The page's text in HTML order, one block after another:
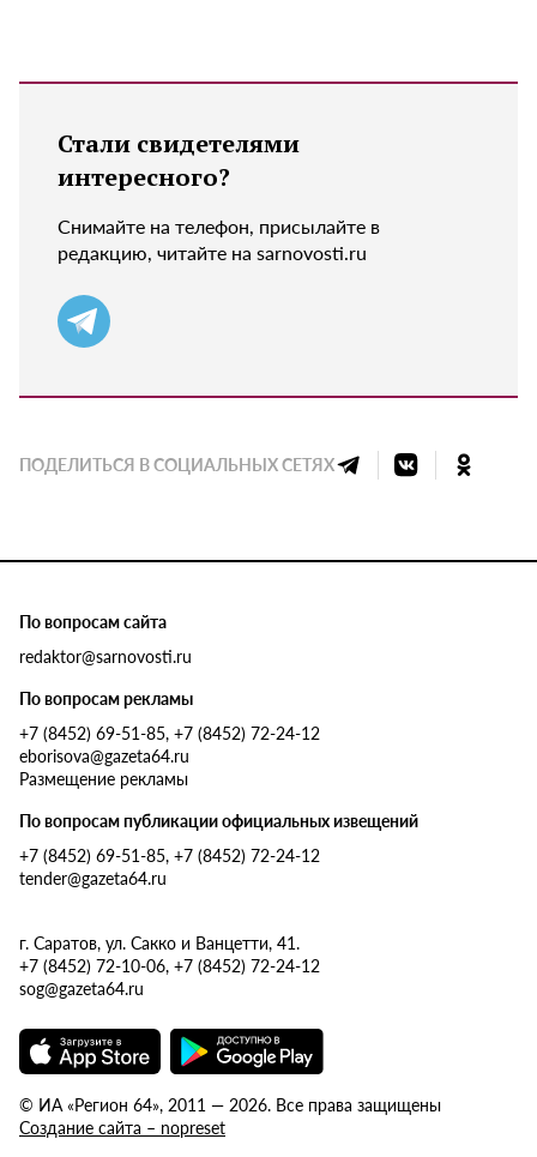
Стали свидетелями
интересного?
Снимайте на телефон, присылайте в
редакцию, читайте на sarnovosti.ru
ПОДЕЛИТЬСЯ В СОЦИАЛЬНЫХ СЕТЯХ
По вопросам сайта
redaktor@sarnovosti.ru
По вопросам рекламы
+7 (8452) 69-51-85, +7 (8452) 72-24-12
eborisova@gazeta64.ru
Размещение рекламы
По вопросам публикации официальных извещений
+7 (8452) 69-51-85, +7 (8452) 72-24-12
tender@gazeta64.ru
г. Саратов, ул. Сакко и Ванцетти, 41.
+7 (8452) 72-10-06, +7 (8452) 72-24-12
sog@gazeta64.ru
© ИА «Регион 64», 2011 — 2026. Все права защищены
Создание сайта – nopreset